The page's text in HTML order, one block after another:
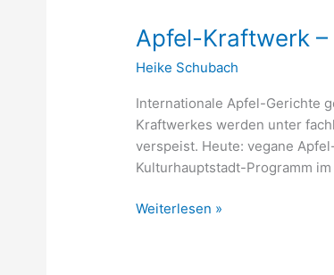
Apfel-Kraftwerk –
Heike Schubach
Internationale Apfel-Gerichte
Kraftwerkes werden unter
verspeist. Heute: vegane
Kulturhauptstadt-Programm
Apfel-
Kraftwerk
–
GELEBTE
NACHBARSCHAFT
Weiterlesen »